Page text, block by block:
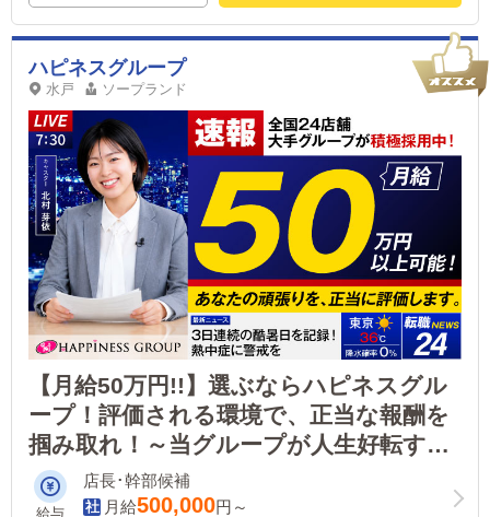
ハピネスグループ
水戸 ソープランド
【月給50万円!!】選ぶならハピネスグル
ープ！評価される環境で、正当な報酬を
掴み取れ！～当グループが人生好転する
キッカケに～一般企業と変らない待遇！
社保完備/昇給随時/寮あり/各種手当あり/
給与
店長･幹部候補
月給500,000円～